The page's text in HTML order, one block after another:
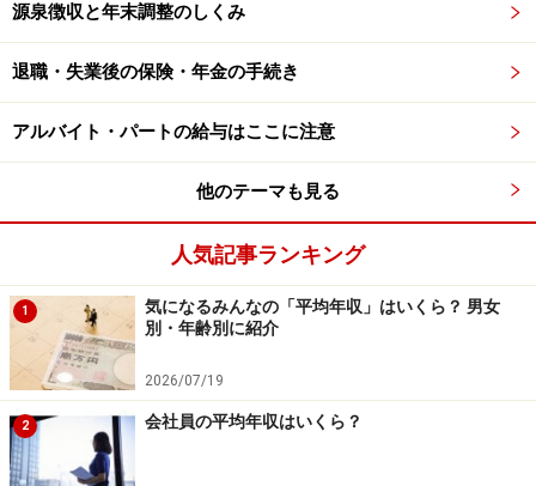
減、セメント2.23％減、鉄鋼1.65%減、紙パルプ0.74%
減。製造の5業種が減少となっています。製造業全体で
造業の平均132万7787円、前年比2.01％増と高水準とな
っています。この非製造業は建設3社、商業、貨物運送
各1社の5社みの平均ですので、単純に比べるわけにはい
きませんが、建設をはじめ高額支給の会社がこれらの業
種にあるのは確かなようです。
東証1部上場企業の冬ボーナス 平均74万
7808円、前年比0.1％減
源泉徴収と年末調整のしくみ
退職・失業後の保険・年金の手続き
アルバイト・パートの給与はここに注意
他のテーマも見る
人気記事ランキング
1
気になるみんなの「平均年収」はいくら？ 男女
別・年齢別に紹介
2026/07/19
2 会社員の平均年収はいくら？